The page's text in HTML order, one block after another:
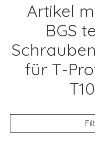
Artikel
BGS
für T-